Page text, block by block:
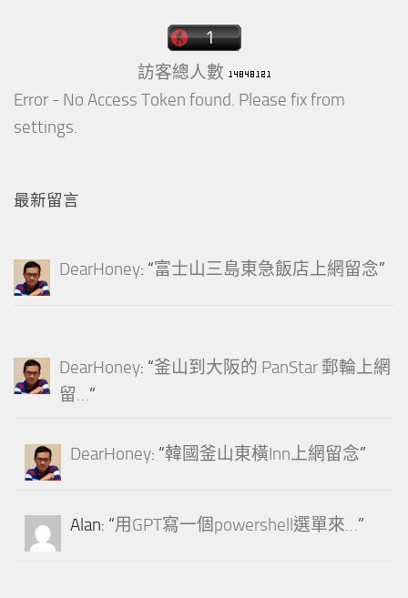
訪客總人數
Error - No Access Token found. Please fix from
settings.
最新留言
DearHoney: “富士山三島東急飯店上網留念”
DearHoney: “釜山到大阪的 PanStar 郵輪上網
留…”
DearHoney: “韓國釜山東橫Inn上網留念”
Alan: “用GPT寫一個powershell選單來…”